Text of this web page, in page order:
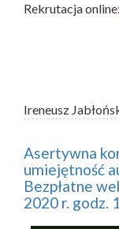
Rekrutacja online:
Ireneusz
Asertywna
umiejętność
Bezpłatne
2020 r. godz.